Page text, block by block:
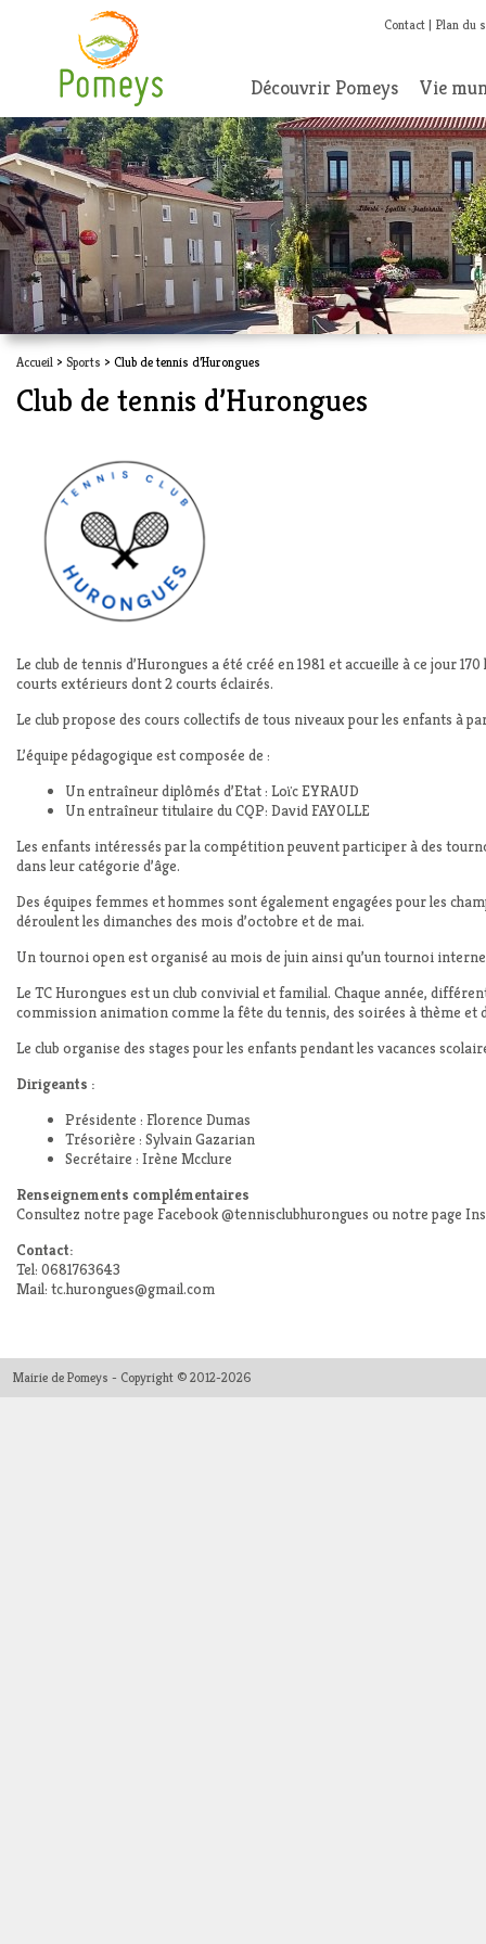
Contact Plan du
Découvrir Pomeys Vie
Accueil > Sports > Club de tennis d’Hurongues
Club de tennis d’Hurongues
Le club de tennis d’Hurongues a été créé en 1981 et accueille à ce jour
courts extérieurs dont 2 courts éclairés.
Le club propose des cours collectifs de tous niveaux pour les enfants à
L’équipe pédagogique est composée de :
Un entraîneur diplômés d’Etat : Loïc EYRAUD
Un entraîneur titulaire du CQP: David FAYOLLE
Les enfants intéressés par la compétition peuvent participer à des
dans leur catégorie d’âge.
Des équipes femmes et hommes sont également engagées pour les
déroulent les dimanches des mois d’octobre et de mai.
Un tournoi open est organisé au mois de juin ainsi qu’un tournoi
Le TC Hurongues est un club convivial et familial. Chaque année,
commission animation comme la fête du tennis, des soirées à thème et
Le club organise des stages pour les enfants pendant les vacances
Dirigeants :
Présidente : Florence Dumas
Trésorière : Sylvain Gazarian
Secrétaire : Irène Mcclure
Renseignements complémentaires
Consultez notre page Facebook @tennisclubhurongues ou notre page
Contact:
Tel: 0681763643
Mail: tc.hurongues@gmail.com
Mairie de Pomeys - Copyright © 2012-2026